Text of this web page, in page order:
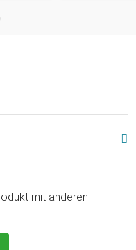
an die
mit anderen